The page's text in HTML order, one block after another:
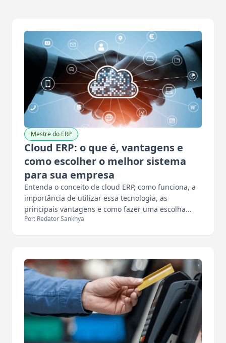
Mestre do ERP
Cloud ERP: o que é, vantagens e
como escolher o melhor sistema
para sua empresa
Entenda o conceito de cloud ERP, como funciona, a
importância de utilizar essa tecnologia, as
principais vantagens e como fazer uma escolha...
Por: Redator Sankhya